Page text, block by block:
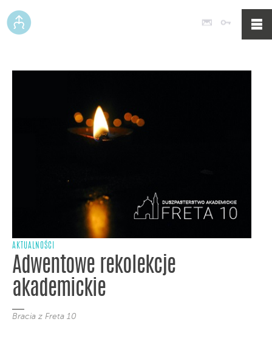
Poczta
AKTUALNOŚCI
Adwentowe rekolekcje
akademickie
Bracia z Freta 10